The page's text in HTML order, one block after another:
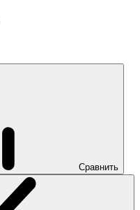
Сравнить